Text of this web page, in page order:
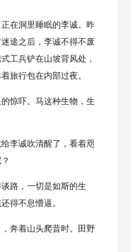
在洞里睡眠的李诚。昨
途之后，李诚不得不废
工兵铲在山坡背风处，
旅行包在内部过夜。
惊吓。马这种生物，生
李诚吹清醒了，看着咫
路，一切是如斯的生
得不息懵逼。
奔着山头爬昔时。田野